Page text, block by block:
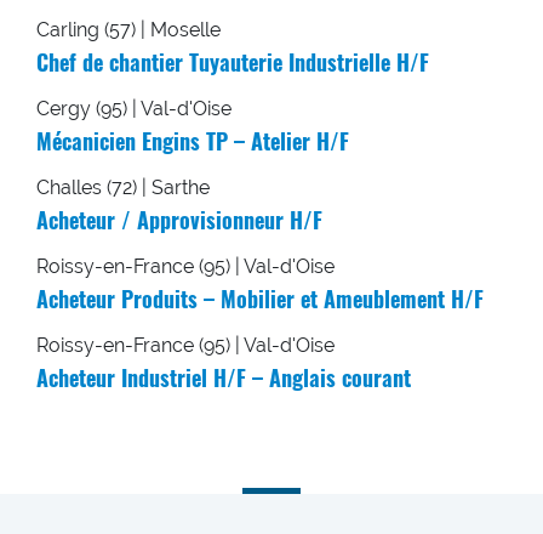
Carling (57) | Moselle
Chef de chantier Tuyauterie Industrielle H/F
Cergy (95) | Val-d'Oise
Mécanicien Engins TP – Atelier H/F
Challes (72) | Sarthe
Acheteur / Approvisionneur H/F
Roissy-en-France (95) | Val-d'Oise
Acheteur Produits – Mobilier et Ameublement H/F
Roissy-en-France (95) | Val-d'Oise
Acheteur Industriel H/F – Anglais courant